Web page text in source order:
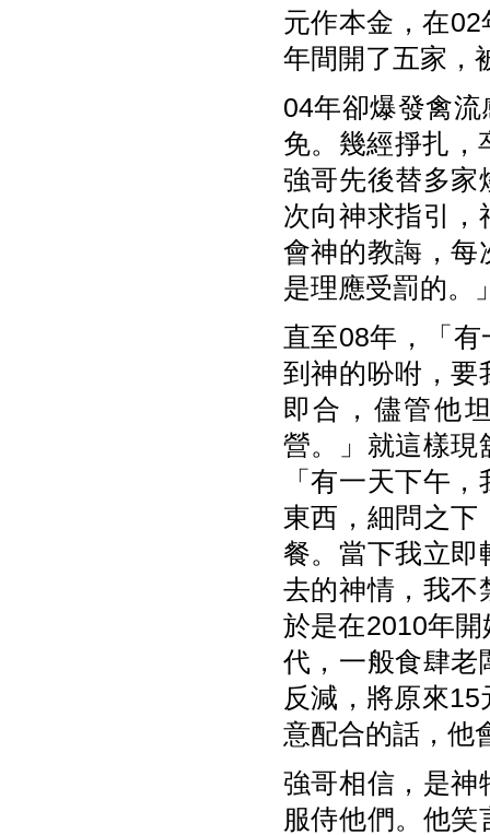
元作本金，在
年間開了五家，
04年卻爆發禽
免。幾經掙扎，
強哥先後替多家
次向神求指引，
會神的教誨，每
是理應受罰的。
直至08年，「
到神的吩咐，要
即合，儘管他
營。」就這樣現
「有一天下午
東西，細問之下
餐。當下我立即
去的神情，我不
於是在2010年
代，一般食肆老
反減，將原來
意配合的話，他
強哥相信，是神
服侍他們。他